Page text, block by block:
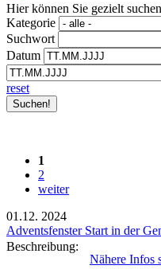
Hier können Sie gezielt
Kategorie
Suchwort
Datum
reset
1
2
weiter
01.12. 2024
Adventsfenster Start in der
Beschreibung:
Nähere Infos